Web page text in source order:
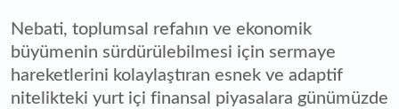
Nebati, toplumsal refahın ve ekonomik
büyümenin sürdürülebilmesi için sermaye
hareketlerini kolaylaştıran esnek ve adaptif
nitelikteki yurt içi finansal piyasalara günümüzde